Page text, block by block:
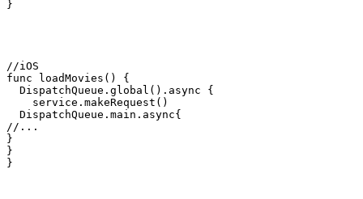
//iOS
func loadMovies() {
  DispatchQueue.global().async {
    service.makeRequest()
  DispatchQueue.main.async{
//...
}
}